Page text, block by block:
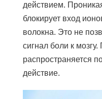
действием.
блокирует вход
волокна. Это не
сигнал боли к
распространяется
действие.